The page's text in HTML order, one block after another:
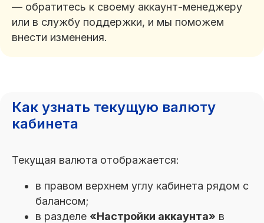
— обратитесь к своему аккаунт-менеджеру
или в службу поддержки, и мы поможем
внести изменения.
Как узнать текущую валюту
кабинета
Текущая валюта отображается:
в правом верхнем углу кабинета рядом с
балансом;
в разделе «Настройки аккаунта» в